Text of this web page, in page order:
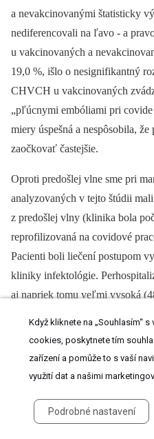
a nevakcinovanými štatisticky
nediferencovali na ľavo -⁠ a
u vakcinovaných a
19,0 %, išlo o nesignifikantný
CHVCH u vakcinovaných
„pľúcnymi embóliami pri
miery úspešná a nespôsobila,
zaočkovať častejšie.
Oproti predošlej vlne sme pri
analyzovaných v tejto štúdii
z predošlej vlny (klinika bola
reprofilizovaná na covidové
Pacienti boli liečení postupom
kliniky infektológie.
aj napriek tomu veľmi vysoká
nepriaznivé podnety (v prípade
k homeostenóze, ktorá v
nezaočkovaní a očkovaní
Když kliknete na „Souhlasím“
cookies, poskytnete tím
zařízení a pomůže to s vaší
využití dat a našimi
Podrobné nastavení